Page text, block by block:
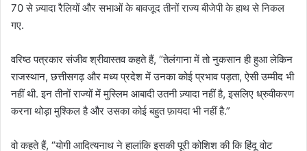
70 से ज़्यादा रैलियों और सभाओं के बावजूद तीनों राज्य बीजेपी के हाथ से निकल
गए.
वरिष्ठ पत्रकार संजीव श्रीवास्तव कहते हैं, “तेलंगाना में तो नुकसान ही हुआ लेकिन
राजस्थान, छत्तीसगढ़ और मध्य प्रदेश में उनका कोई प्रभाव पड़ता, ऐसी उम्मीद भी
नहीं थी. इन तीनों राज्यों में मुस्लिम आबादी उतनी ज़्यादा नहीं है, इसलिए ध्रुवीकरण
करना थोड़ा मुश्किल है और उसका कोई बहुत फ़ायदा भी नहीं है.”
वो कहते हैं, “योगी आदित्यनाथ ने हालांकि इसकी पूरी कोशिश की कि हिंदू वोट